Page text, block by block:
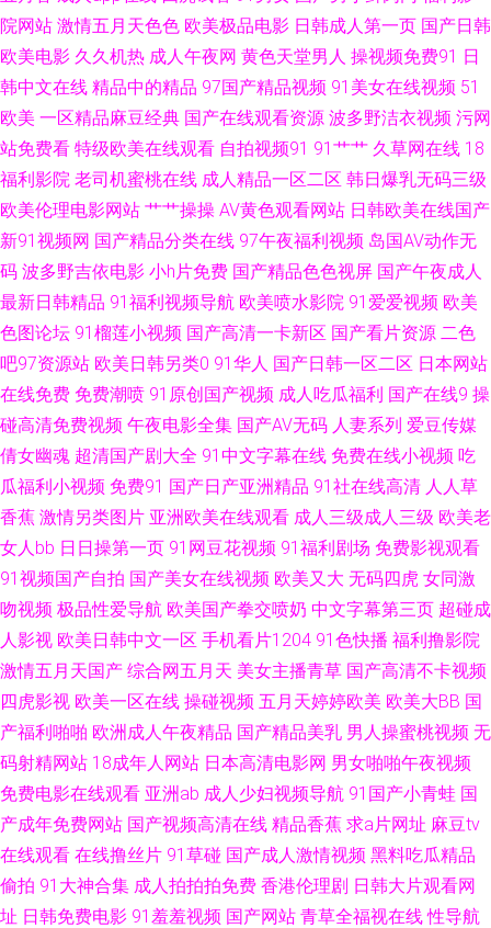
老湿机 91青青碰 日本论理第一页 浮力影院限制级 蜜桃视频免费观看 91视频
在线免费看 丝瓜草莓视频污 东方四虎影库 午夜剧场青椒 成人午夜福利在线
亚洲国产精品黄色 传媒导航在线 亚洲av成人电影不卡 老湿机69福利 91狼人
影院 日本不卡一二三区 肏屄视频网址 午夜剧场色中色 www日韩激情 三级黄
在线 91最新国产视频 日韩丁香在线免费观看 伊人极品激情影院 三级色拉拉
韩国拉拉hd 丁香花宗合 丝瓜视频污下载啪啪啪 欧美韩性生活一区区 黑丝美
女足交 91大香蕉cn 欧美性爱成人在线 92自啪 四虎四虎色AV AV在线免费播
91试看一分钟视频 日韩亚洲精品在线 国产黄色在线 91网站入囗 在线不卡av
小电影 91在线色色 欧美成在线 国产ts网站在线观看 91c一区 九九福利导航
91看片免费观看成人版 最新伪娘TS在线观看 日韩在线高潮 91黄色视频网站
国产喷水在线观看 国产精品久久欠 91网站入口免费在线看 熟女一区二区三
区 日韩妞妞黄色网 丁香花婷婷色导航 亚洲五区在线观看 成人NV视频 国内精
品久久98 人妻第八页 玖玖爱伊人西瓜 avav福利 国产精品91对白视频 九草
91 三级黄色高清在线 国产第一福利 最新黑料吃瓜AV 黃色網五月天偷拍 91
电影天堂在线污 av资源先锋乱 91福利社色色 wwwav东方av 69麻豆 超碰日
日夜夜操 91啦中文在线伦 91碰在线视频 精品www 婷婷综合网狼人 91老司
院网站 激情五月天色色 欧美极品电影 日韩成人第一页 国产日韩
欧美电影 久久机热 成人午夜网 黄色天堂男人 操视频免费91 日
韩中文在线 精品中的精品 97国产精品视频 91美女在线视频 51
欧美 一区精品麻豆经典 国产在线观看资源 波多野洁衣视频 污网
站免费看 特级欧美在线观看 自拍视频91 91艹艹 久草网在线 18
福利影院 老司机蜜桃在线 成人精品一区二区 韩日爆乳无码三级
欧美伦理电影网站 艹艹操操 AV黄色观看网站 日韩欧美在线国产
新91视频网 国产精品分类在线 97午夜福利视频 岛国AV动作无
码 波多野吉依电影 小h片免费 国产精品色色视屏 国产午夜成人
最新日韩精品 91福利视频导航 欧美喷水影院 91爱爱视频 欧美
色图论坛 91榴莲小视频 国产高清一卡新区 国产看片资源 二色
吧97资源站 欧美日韩另类0 91华人 国产日韩一区二区 日本网站
在线免费 免费潮喷 91原创国产视频 成人吃瓜福利 国产在线9 操
碰高清免费视频 午夜电影全集 国产AV无码 人妻系列 爱豆传媒
倩女幽魂 超清国产剧大全 91中文字幕在线 免费在线小视频 吃
瓜福利小视频 免费91 国产日产亚洲精品 91社在线高清 人人草
香蕉 激情另类图片 亚洲欧美在线观看 成人三级成人三级 欧美老
女人bb 日日操第一页 91网豆花视频 91福利剧场 免费影视观看
91视频国产自拍 国产美女在线视频 欧美又大 无码四虎 女同激
吻视频 极品性爱导航 欧美国产拳交喷奶 中文字幕第三页 超碰成
人影视 欧美日韩中文一区 手机看片1204 91色快播 福利撸影院
激情五月天国产 综合网五月天 美女主播青草 国产高清不卡视频
四虎影视 欧美一区在线 操碰视频 五月天婷婷欧美 欧美大BB 国
产福利啪啪 欧洲成人午夜精品 国产精品美乳 男人操蜜桃视频 无
码射精网站 18成年人网站 日本高清电影网 男女啪啪午夜视频
免费电影在线观看 亚洲ab 成人少妇视频导航 91国产小青蛙 国
产成年免费网站 国产视频高清在线 精品香蕉 求a片网址 麻豆tv
在线观看 在线撸丝片 91草碰 国产成人激情视频 黑料吃瓜精品
偷拍 91大神合集 成人拍拍拍免费 香港伦理剧 日韩大片观看网
址 日韩免费电影 91羞羞视频 国产网站 青草全福视在线 性导航